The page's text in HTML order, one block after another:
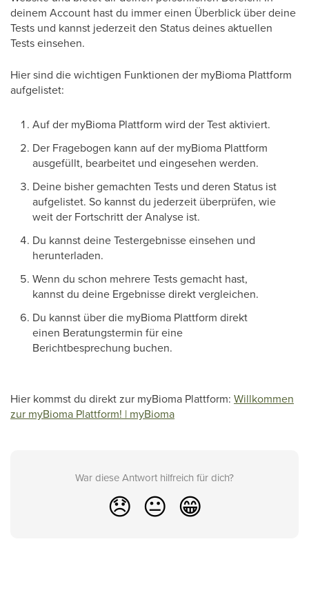
deinem Account hast du immer einen Überblick über deine
Tests und kannst jederzeit den Status deines aktuellen
Tests einsehen.
Hier sind die wichtigen Funktionen der myBioma Plattform
aufgelistet:
Auf der myBioma Plattform wird der Test aktiviert.
Der Fragebogen kann auf der myBioma Plattform
ausgefüllt, bearbeitet und eingesehen werden.
Deine bisher gemachten Tests und deren Status ist
aufgelistet. So kannst du jederzeit überprüfen, wie
weit der Fortschritt der Analyse ist.
Du kannst deine Testergebnisse einsehen und
herunterladen.
Wenn du schon mehrere Tests gemacht hast,
kannst du deine Ergebnisse direkt vergleichen.
Du kannst über die myBioma Plattform direkt
einen Beratungstermin für eine
Berichtbesprechung buchen.
Hier kommst du direkt zur myBioma Plattform: Willkommen
zur myBioma Plattform! | myBioma
War diese Antwort hilfreich für dich?
😞 😐 😁